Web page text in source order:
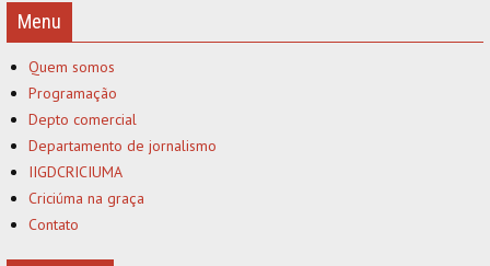
Menu
Quem somos
Programação
Depto comercial
Departamento de jornalismo
IIGDCRICIUMA
Criciúma na graça
Contato